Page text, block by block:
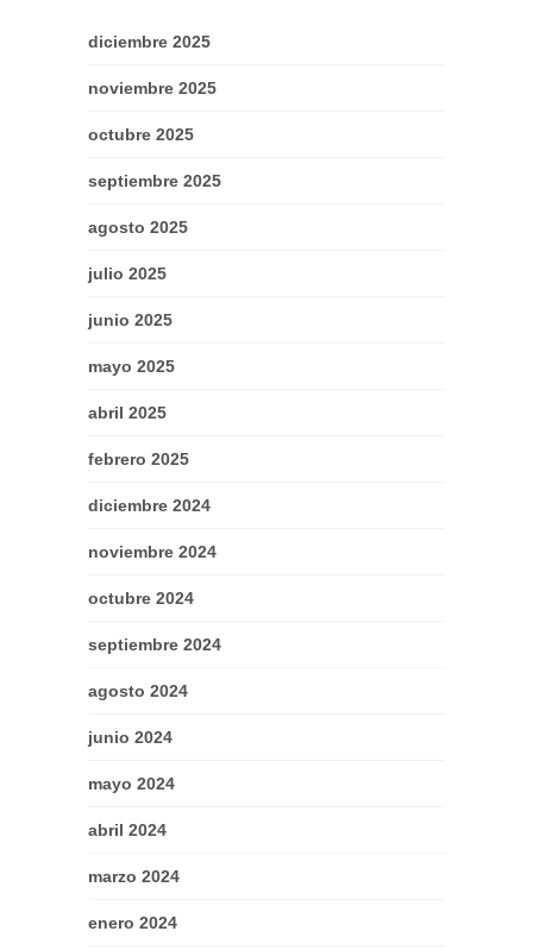
diciembre 2025
noviembre 2025
octubre 2025
septiembre 2025
agosto 2025
julio 2025
junio 2025
mayo 2025
abril 2025
febrero 2025
diciembre 2024
noviembre 2024
octubre 2024
septiembre 2024
agosto 2024
junio 2024
mayo 2024
abril 2024
marzo 2024
enero 2024